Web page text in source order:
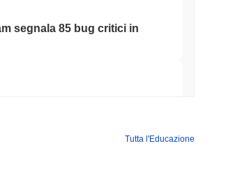
segnala 85 bug critici in
Tutta l'Educazione